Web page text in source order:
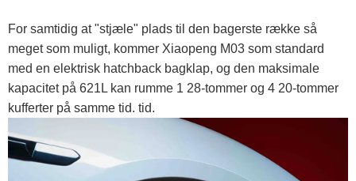
For samtidig at "stjæle" plads til den bagerste række så
meget som muligt, kommer Xiaopeng M03 som standard
med en elektrisk hatchback bagklap, og den maksimale
kapacitet på 621L kan rumme 1 28-tommer og 4 20-tommer
kufferter på samme tid. tid.